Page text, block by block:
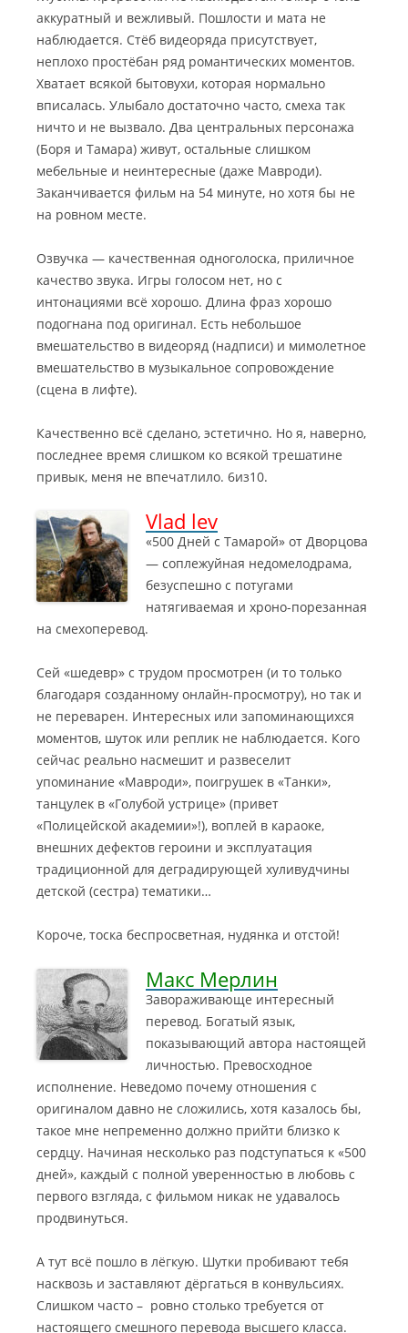
аккуратный и вежливый. Пошлости и мата не
наблюдается. Стёб видеоряда присутствует,
неплохо простёбан ряд романтических моментов.
Хватает всякой бытовухи, которая нормально
вписалась. Улыбало достаточно часто, смеха так
ничто и не вызвало. Два центральных персонажа
(Боря и Тамара) живут, остальные слишком
мебельные и неинтересные (даже Мавроди).
Заканчивается фильм на 54 минуте, но хотя бы не
на ровном месте.
Озвучка — качественная одноголоска, приличное
качество звука. Игры голосом нет, но с
интонациями всё хорошо. Длина фраз хорошо
подогнана под оригинал. Есть небольшое
вмешательство в видеоряд (надписи) и мимолетное
вмешательство в музыкальное сопровождение
(сцена в лифте).
Качественно всё сделано, эстетично. Но я, наверно,
последнее время слишком ко всякой трешатине
привык, меня не впечатлило. 6из10.
Vlad lev
«500 Дней с Тамарой» от Дворцова
— соплежуйная недомелодрама,
безуспешно с потугами
натягиваемая и хроно-порезанная
на смехоперевод.
Сей «шедевр» с трудом просмотрен (и то только
благодаря созданному онлайн-просмотру), но так и
не переварен. Интересных или запоминающихся
моментов, шуток или реплик не наблюдается. Кого
сейчас реально насмешит и развеселит
упоминание «Мавроди», поигрушек в «Танки»,
танцулек в «Голубой устрице» (привет
«Полицейской академии»!), воплей в караоке,
внешних дефектов героини и эксплуатация
традиционной для деградирующей хуливудчины
детской (сестра) тематики…
Короче, тоска беспросветная, нудянка и отстой!
Макс Мерлин
Завораживающе интересный
перевод. Богатый язык,
показывающий автора настоящей
личностью. Превосходное
исполнение. Неведомо почему отношения с
оригиналом давно не сложились, хотя казалось бы,
такое мне непременно должно прийти близко к
сердцу. Начиная несколько раз подступаться к «500
дней», каждый с полной уверенностью в любовь с
первого взгляда, с фильмом никак не удавалось
продвинуться.
А тут всё пошло в лёгкую. Шутки пробивают тебя
насквозь и заставляют дёргаться в конвульсиях.
Слишком часто – ровно столько требуется от
настоящего смешного перевода высшего класса.